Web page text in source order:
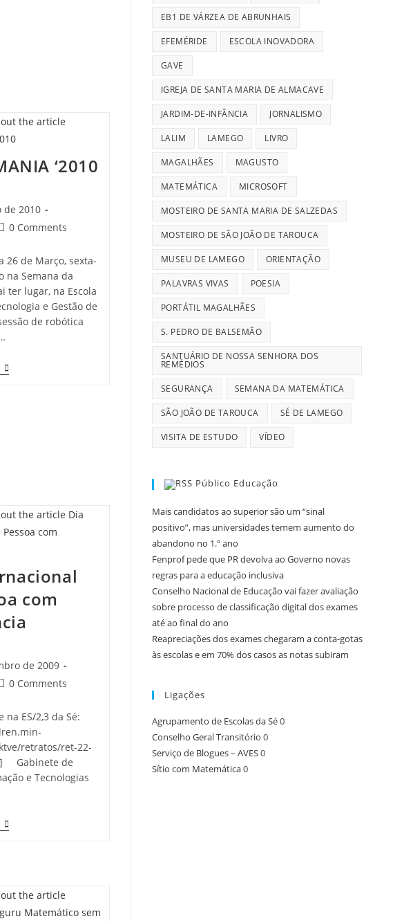
‘2010
de 2010
0 Comments
26 de Março, sexta-
na Semana da
ter lugar, na Escola
e Gestão de
de robótica
ROBOTMANIA
‘2010
com
de 2009
0 Comments
na ES/2,3 da Sé:
retratos/ret-22-
Gabinete de
e Tecnologias
Dia
Internacional
EB1 DE VÁRZEA DE ABRUNHAIS
EFEMÉRIDE ESCOLA INOVADORA
GAVE
IGREJA DE SANTA MARIA DE ALMACAVE
JARDIM-DE-INFÂNCIA JORNALISMO
LALIM LAMEGO LIVRO
MAGALHÃES MAGUSTO
MATEMÁTICA MICROSOFT
MOSTEIRO DE SANTA MARIA DE SALZEDAS
MOSTEIRO DE SÃO JOÃO DE TAROUCA
MUSEU DE LAMEGO ORIENTAÇÃO
PALAVRAS VIVAS POESIA
PORTÁTIL MAGALHÃES
S. PEDRO DE BALSEMÃO
SANTUÁRIO DE NOSSA SENHORA DOS
REMÉDIOS
SEGURANÇA SEMANA DA MATEMÁTICA
SÃO JOÃO DE TAROUCA SÉ DE LAMEGO
VISITA DE ESTUDO VÍDEO
Público Educação
Mais candidatos ao superior são um “sinal
positivo”, mas universidades temem aumento do
abandono no 1.º ano
Fenprof pede que PR devolva ao Governo novas
regras para a educação inclusiva
Conselho Nacional de Educação vai fazer avaliação
sobre processo de classificação digital dos exames
até ao final do ano
Reapreciações dos exames chegaram a conta-gotas
às escolas e em 70% dos casos as notas subiram
Ligações
Agrupamento de Escolas da Sé0
Conselho Geral Transitório 0
Serviço de Blogues – AVES0
Sítio com Matemática0